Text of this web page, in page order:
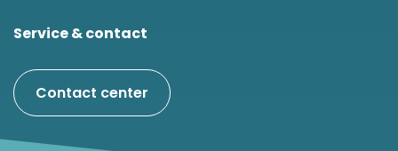
Service & contact
Contact center